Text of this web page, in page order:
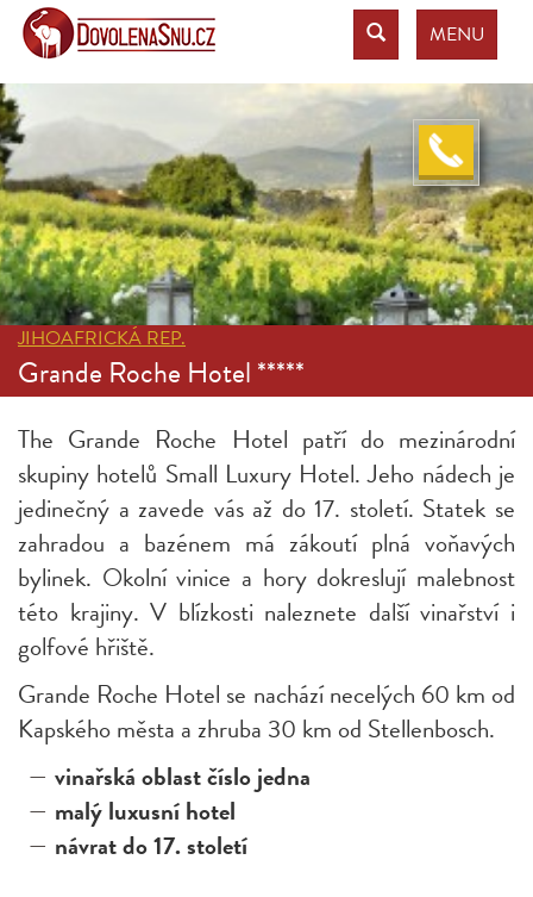
MENU
JIHOAFRICKÁ REP.
Grande Roche Hotel *****
The Grande Roche Hotel patří do mezinárodní
skupiny hotelů Small Luxury Hotel. Jeho nádech je
jedinečný a zavede vás až do 17. století. Statek se
zahradou a bazénem má zákoutí plná voňavých
bylinek. Okolní vinice a hory dokreslují malebnost
této krajiny. V blízkosti naleznete další vinařství i
golfové hřiště.
Grande Roche Hotel se nachází necelých 60 km od
Kapského města a zhruba 30 km od Stellenbosch.
vinařská oblast číslo jedna
malý luxusní hotel
návrat do 17. století